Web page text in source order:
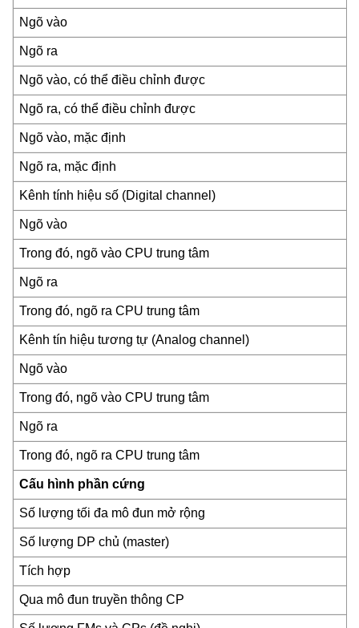
Ngõ vào
Ngõ ra
Ngõ vào, có thể điều chỉnh được
Ngõ ra, có thể điều chỉnh được
Ngõ vào, mặc định
Ngõ ra, mặc định
Kênh tính hiệu số (Digital channel)
Ngõ vào
Trong đó, ngõ vào CPU trung tâm
Ngõ ra
Trong đó, ngõ ra CPU trung tâm
Kênh tín hiệu tương tự (Analog channel)
Ngõ vào
Trong đó, ngõ vào CPU trung tâm
Ngõ ra
Trong đó, ngõ ra CPU trung tâm
Cấu hình phần cứng
Số lượng tối đa mô đun mở rộng
Số lượng DP chủ (master)
Tích hợp
Qua mô đun truyền thông CP